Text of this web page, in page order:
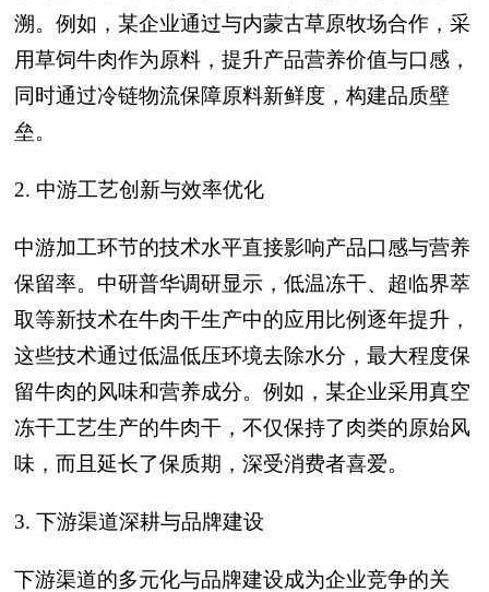
溯。例如，某企业通过与内蒙古草原牧场合作，采
用草饲牛肉作为原料，提升产品营养价值与口感，
同时通过冷链物流保障原料新鲜度，构建品质壁
垒。
2. 中游工艺创新与效率优化
中游加工环节的技术水平直接影响产品口感与营养
保留率。中研普华调研显示，低温冻干、超临界萃
取等新技术在牛肉干生产中的应用比例逐年提升，
这些技术通过低温低压环境去除水分，最大程度保
留牛肉的风味和营养成分。例如，某企业采用真空
冻干工艺生产的牛肉干，不仅保持了肉类的原始风
味，而且延长了保质期，深受消费者喜爱。
3. 下游渠道深耕与品牌建设
下游渠道的多元化与品牌建设成为企业竞争的关